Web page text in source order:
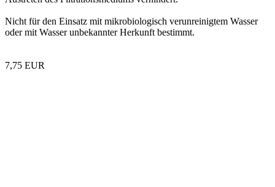
Nicht für den Einsatz mit mikrobiologisch verunreinigtem Wasser
oder mit Wasser unbekannter Herkunft bestimmt.
7,75 EUR